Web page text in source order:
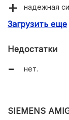
надежная
легкость
Загрузить еще
Недостатки
нет.
SIEMENS